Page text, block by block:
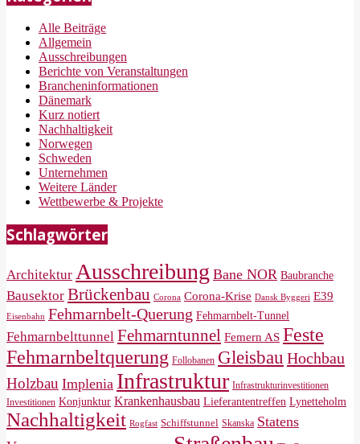
Alle Beiträge
Allgemein
Ausschreibungen
Berichte von Veranstaltungen
Brancheninformationen
Dänemark
Kurz notiert
Nachhaltigkeit
Norwegen
Schweden
Unternehmen
Weitere Länder
Wettbewerbe & Projekte
Schlagwörter
Architektur Ausschreibung Bane NOR Baubranche
Bausektor Brückenbau Corona Corona-Krise Dansk Byggeri E39
Eisenbahn Fehmarnbelt-Querung Fehmarnbelt-Tunnel
Fehmarnbelttunnel Fehmarntunnel Femern AS Feste
Fehmarnbeltquerung Follobanen Gleisbau Hochbau
Holzbau Implenia Infrastruktur Infrastrukturinvestitionen
Investitionen Konjunktur Krankenhausbau Lieferantentreffen Lynetteholm
Nachhaltigkeit Rogfast Schiffstunnel Skanska Statens